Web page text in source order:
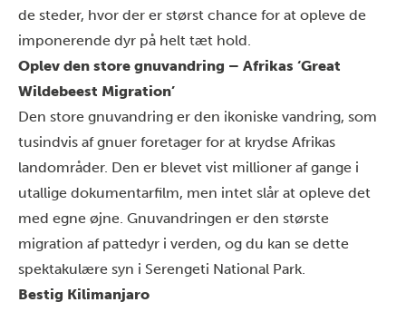
de steder, hvor der er størst chance for at opleve de
imponerende dyr på helt tæt hold.
Oplev den store gnuvandring – Afrikas ‘Great
Wildebeest Migration’
Den store gnuvandring er den ikoniske vandring, som
tusindvis af gnuer foretager for at krydse Afrikas
landområder. Den er blevet vist millioner af gange i
utallige dokumentarfilm, men intet slår at opleve det
med egne øjne. Gnuvandringen er den største
migration af pattedyr i verden, og du kan se dette
spektakulære syn i Serengeti National Park.
Bestig Kilimanjaro